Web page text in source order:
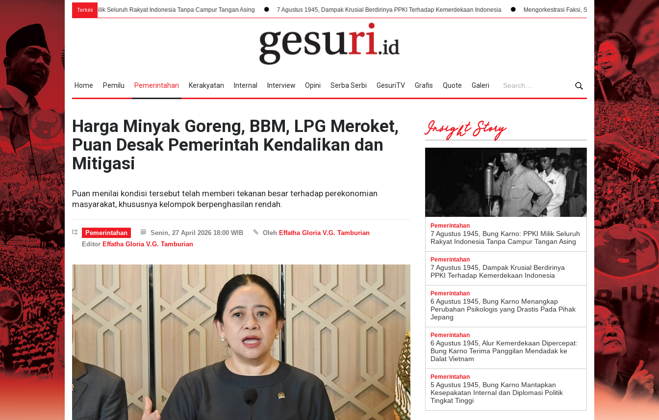
Terkini
Bung Karno: PPKI Milik Seluruh Rakyat Indonesia Tanpa Campur Tangan Asing 7 Agustus 1945, Dampak Krusial Berdirinya PPKI Terhadap Kemerdekaan Indonesia Mengorkestrasi Faksi, Sukarno, PPKI, dan Manajemen Konflik
Home Pemilu Pemerintahan Kerakyatan Internal Interview Opini Serba Serbi GesuriTV Grafis Quote Galeri
Harga Minyak Goreng, BBM, LPG Meroket,
Puan Desak Pemerintah Kendalikan dan
Mitigasi
Puan menilai kondisi tersebut telah memberi tekanan besar terhadap perekonomian
masyarakat, khususnya kelompok berpenghasilan rendah.
Pemerintahan Senin, 27 April 2026 18:00 WIB Oleh Effatha Gloria V.G. Tamburian
Editor Effatha Gloria V.G. Tamburian
Insight Story
Pemerintahan
7 Agustus 1945, Bung Karno: PPKI Milik Seluruh
Rakyat Indonesia Tanpa Campur Tangan Asing
Pemerintahan
7 Agustus 1945, Dampak Krusial Berdirinya
PPKI Terhadap Kemerdekaan Indonesia
Pemerintahan
6 Agustus 1945, Bung Karno Menangkap
Perubahan Psikologis yang Drastis Pada Pihak
Jepang
Pemerintahan
6 Agustus 1945, Alur Kemerdekaan Dipercepat:
Bung Karno Terima Panggilan Mendadak ke
Dalat Vietnam
Pemerintahan
5 Agustus 1945, Bung Karno Mantapkan
Kesepakatan Internal dan Diplomasi Politik
Tingkat Tinggi